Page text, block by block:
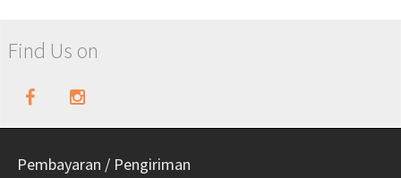
Find Us on
Pembayaran / Pengiriman